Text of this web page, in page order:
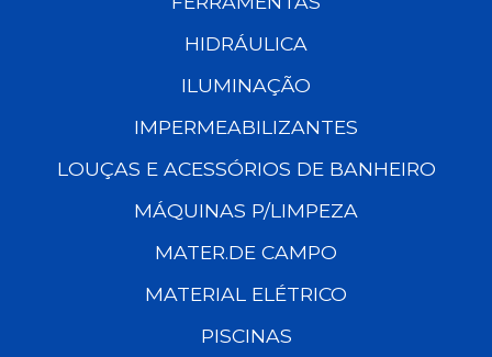
HIDRÁULICA
ILUMINAÇÃO
IMPERMEABILIZANTES
LOUÇAS E ACESSÓRIOS DE BANHEIRO
MÁQUINAS P/LIMPEZA
MATER.DE CAMPO
MATERIAL ELÉTRICO
PISCINAS